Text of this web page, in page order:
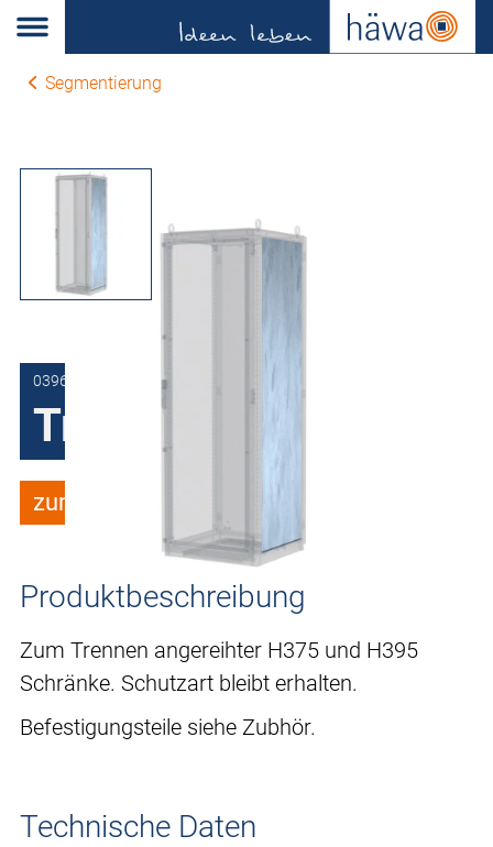
Segmentierung
0396-0020-60-63
Trennwand
zum Merkzettel hinzufügen
Produktbeschreibung
Zum Trennen angereihter H375 und H395
Schränke. Schutzart bleibt erhalten.
Befestigungsteile siehe Zubhör.
Technische Daten